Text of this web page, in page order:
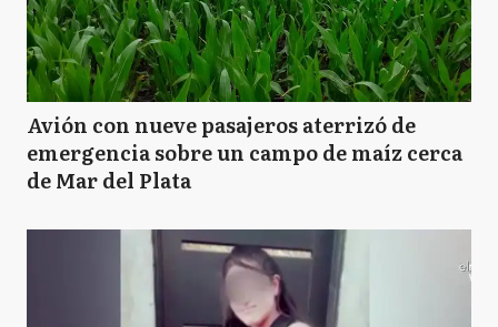
Avión con nueve pasajeros aterrizó de
emergencia sobre un campo de maíz cerca
de Mar del Plata